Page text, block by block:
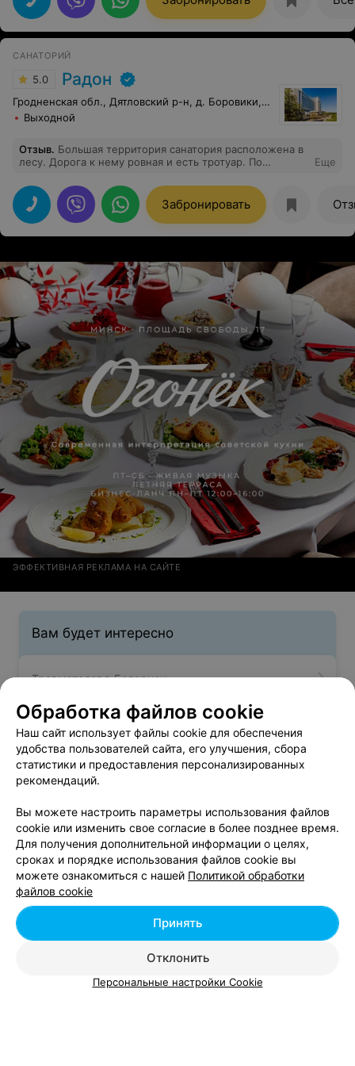
САНАТОРИЙ
5.0 Радон
Гродненская обл., Дятловский р-н, д. Боровики, 10
Выходной
Отзыв. Большая территория санатория расположена в
лесу. Дорога к нему ровная и есть тротуар. По
отдыха и мангалы. В пруду плавают лебеди и утки,
рыбы нет. В лесу собираем грибы, есть лисички.
Много фонтанов и фигурок из кустов. Что касается
самих зданий, но они совершенно новые, помещения
чистые, есть часовня и парковка.
Еще
Забронировать
ЭФФЕКТИВНАЯ РЕКЛАМА НА САЙТЕ
Вам будет интересно
Травматолог в Беларуси
УЗИ органов малого таза в Беларуси
УЗИ при беременности в Беларуси
Добавить компанию
Добавить специалиста
Обработка файлов cookie
Наш сайт использует файлы cookie для обеспечения
удобства пользователей сайта, его улучшения, сбора
статистики и предоставления персонализированных
рекомендаций.
Вы можете настроить параметры использования файлов
cookie или изменить свое согласие в более позднее время.
Для получения дополнительной информации о целях,
сроках и порядке использования файлов cookie вы
можете ознакомиться с нашей Политикой обработки
файлов cookie
Отклонить
Принять
Персональные настройки Cookie